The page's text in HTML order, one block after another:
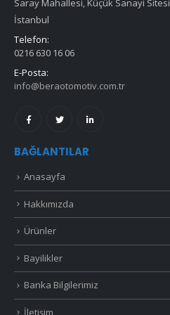
Saray Mahallesi, Küçük Sanayi
İstanbul
Telefon:
0216 630 16 06
E-Posta:
info@beraotomotiv.com.tr
BAĞLANTILAR
Anasayfa
Hakkımızda
Ürünler
Bayilikler
Banka Bilgilerimiz
İletişim